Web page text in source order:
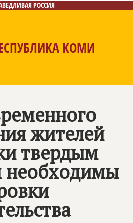
РОССИЯ
КОМИ
жителей
твердым
необходимы